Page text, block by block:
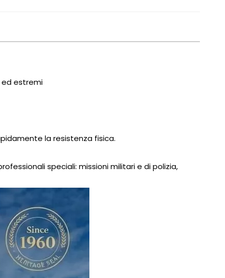
estremi
la resistenza fisica.
speciali: missioni militari e di polizia,